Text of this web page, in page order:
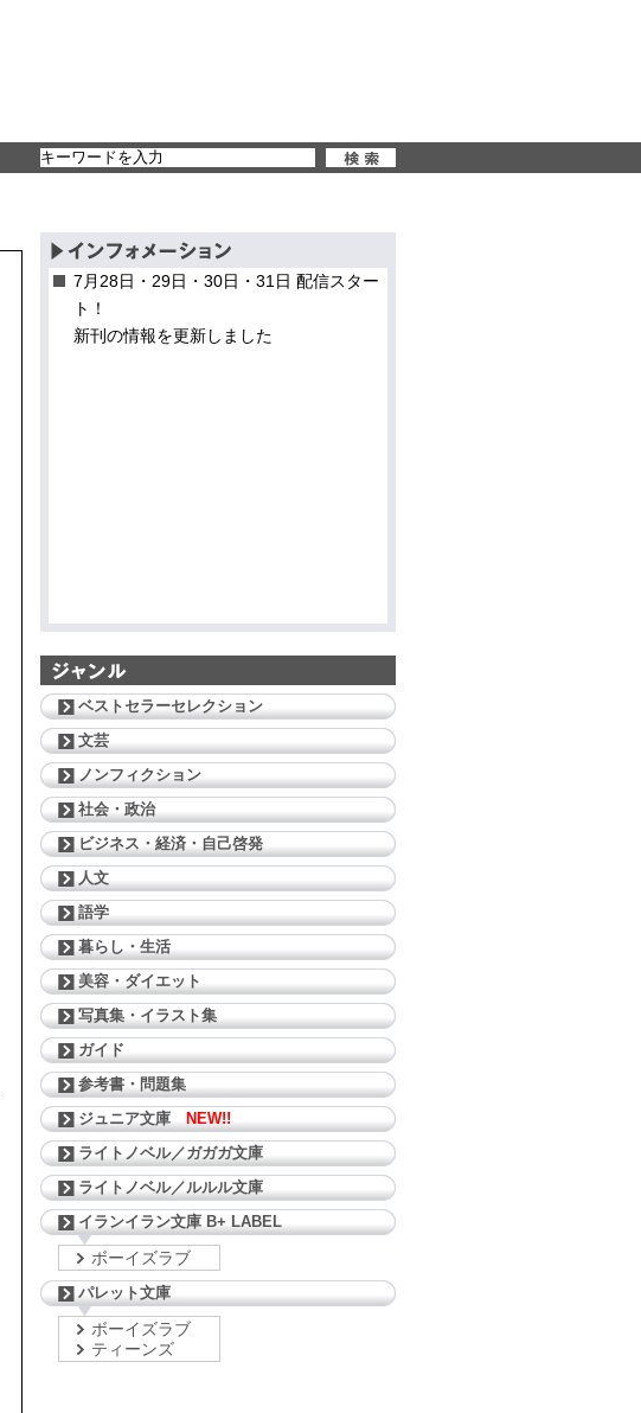
7月28日・29日・30日・31日 配信スター
ト！
新刊の情報を更新しました
ベストセラーセレクション
文芸
ノンフィクション
社会・政治
ビジネス・経済・自己啓発
人文
語学
暮らし・生活
美容・ダイエット
写真集・イラスト集
ガイド
参考書・問題集
ジュニア文庫
NEW!!
ライトノベル／ガガガ文庫
ライトノベル／ルルル文庫
イランイラン文庫 B+ LABEL
ボーイズラブ
パレット文庫
ボーイズラブ
ティーンズ